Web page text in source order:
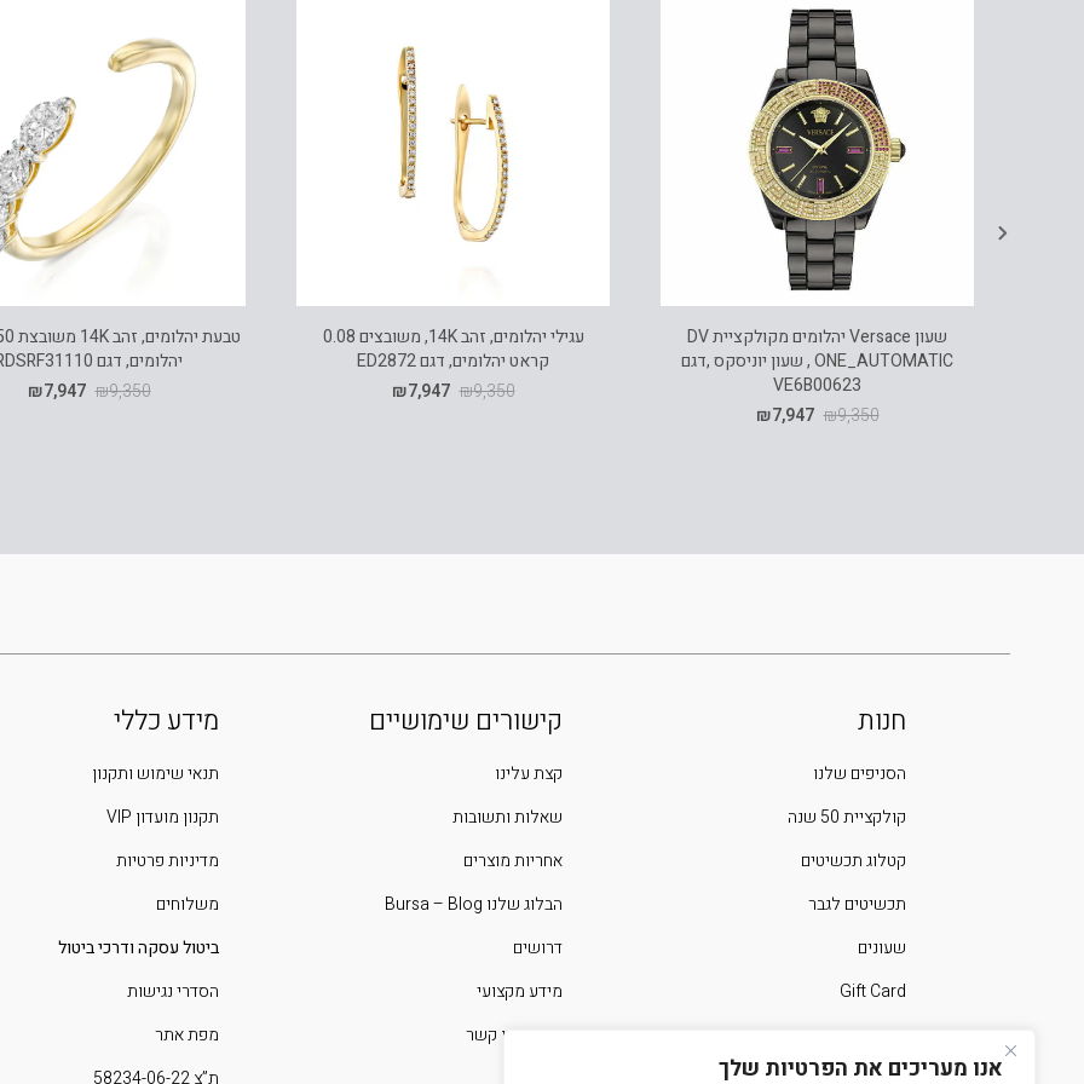
אנו מעריכים את הפרטיות שלך
שעון Versace יהלומים מקולקציית DV
ONE_AUTOMATIC , שעון יוניסקס ,דגם
VE6B00623
₪9,350
₪7,947
עגילי יהלומים, זהב 14K, משובצים 0.08
קראט יהלומים, דגם ED2872
₪9,350
₪7,947
יהלומים, דגם RDSRF31110
₪9,350
₪7,947
חנות
הסניפים שלנו
קולקציית 50 שנה
קטלוג תכשיטים
תכשיטים לגבר
שעונים
Gift Card
קישורים שימושיים
קצת עלינו
שאלות ותשובות
אחריות מוצרים
הבלוג שלנו Bursa – Blog
דרושים
מידע מקצועי
צרו איתנו קשר
מידע כללי
תנאי שימוש ותקנון
תקנון מועדון VIP
מדיניות פרטיות
משלוחים
ביטול עסקה ודרכי ביטול
הסדרי נגישות
מפת אתר
ת”צ 58234-06-22